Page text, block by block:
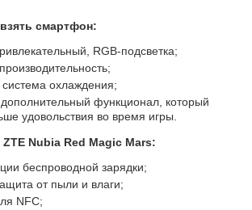
смартфон:
RGB-подсветка;
охлаждения;
функционал, который
удовольствия во время игры.
Nubia Red Magic Mars:
беспроводной зарядки;
от пыли и влаги;
NFC;